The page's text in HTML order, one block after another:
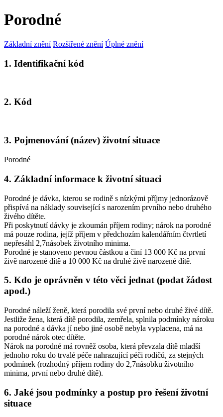
Porodné
Základní znění Rozšířené znění Úplné znění
1. Identifikační kód
2. Kód
3. Pojmenování (název) životní situace
Porodné
4. Základní informace k životní situaci
Porodné je dávka, kterou se rodině s nízkými příjmy jednorázově
přispívá na náklady související s narozením prvního nebo druhého
živého dítěte.
Při poskytnutí dávky je zkoumán příjem rodiny; nárok na porodné
má pouze rodina, jejíž příjem v předchozím kalendářním čtvrtletí
nepřesáhl 2,7násobek životního minima.
Porodné je stanoveno pevnou částkou a činí 13 000 Kč na první
živě narozené dítě a 10 000 Kč na druhé živě narozené dítě.
5. Kdo je oprávněn v této věci jednat (podat žádost
apod.)
Porodné náleží ženě, která porodila své první nebo druhé živé dítě.
Jestliže žena, která dítě porodila, zemřela, splnila podmínky nároku
na porodné a dávka jí nebo jiné osobě nebyla vyplacena, má na
porodné nárok otec dítěte.
Nárok na porodné má rovněž osoba, která převzala dítě mladší
jednoho roku do trvalé péče nahrazující péči rodičů, za stejných
podmínek (rozhodný příjem rodiny do 2,7násobku životního
minima, první nebo druhé dítě).
6. Jaké jsou podmínky a postup pro řešení životní
situace